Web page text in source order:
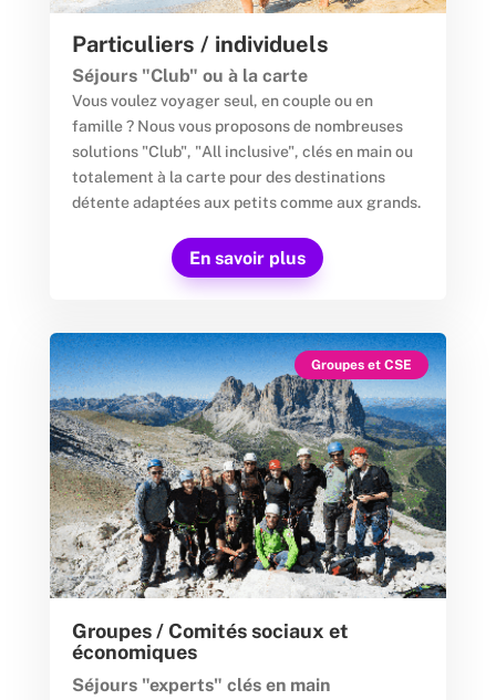
Particuliers / individuels
Séjours "Club" ou à la carte
Vous voulez voyager seul, en couple ou en
famille ? Nous vous proposons de nombreuses
solutions "Club", "All inclusive", clés en main ou
totalement à la carte pour des destinations
détente adaptées aux petits comme aux grands.
En savoir plus
Groupes et CSE
Groupes / Comités sociaux et
économiques
Séjours "experts" clés en main